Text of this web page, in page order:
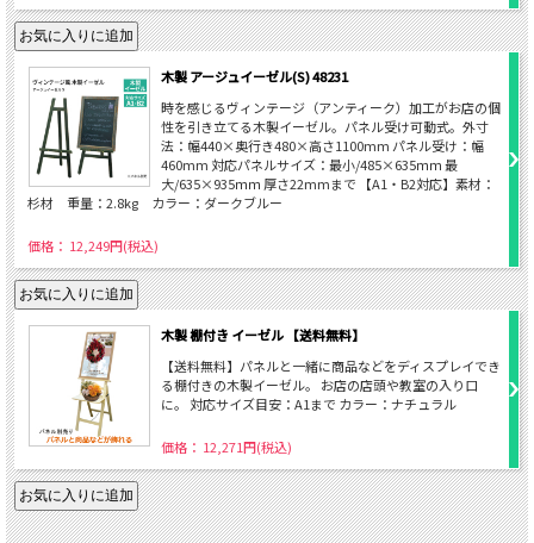
木製 アージュイーゼル(S) 48231
時を感じるヴィンテージ（アンティーク）加工がお店の個
性を引き立てる木製イーゼル。パネル受け可動式。外寸
法：幅440×奥行き480×高さ1100mm パネル受け：幅
460mm 対応パネルサイズ：最小/485×635ｍｍ 最
大/635×935ｍｍ 厚さ22mmまで 【A1・B2対応】素材：
杉材 重量：2.8kg カラー：ダークブルー
価格： 12,249円(税込)
木製 棚付き イーゼル 【送料無料】
【送料無料】パネルと一緒に商品などをディスプレイでき
る棚付きの木製イーゼル。 お店の店頭や教室の入り口
に。 対応サイズ目安：A1まで カラー：ナチュラル
価格： 12,271円(税込)